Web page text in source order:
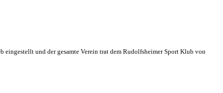
eingestellt und der gesamte Verein trat dem Rudolfsheimer Sport Klub von